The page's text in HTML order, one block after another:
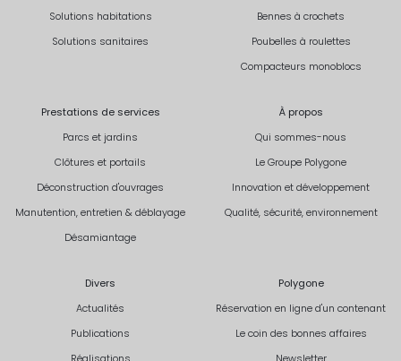
Solutions habitations
Solutions sanitaires
Bennes à crochets
Poubelles à roulettes
Compacteurs monoblocs
Prestations de services
Parcs et jardins
Clôtures et portails
Déconstruction d'ouvrages
Manutention, entretien & déblayage
Désamiantage
À propos
Qui sommes-nous
Le Groupe Polygone
Innovation et développement
Qualité, sécurité, environnement
Divers
Actualités
Publications
Polygone
Réservation en ligne d'un contenant
Le coin des bonnes affaires